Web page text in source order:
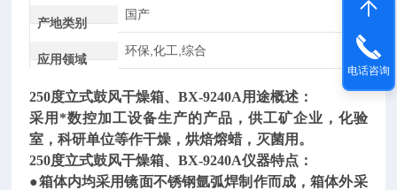
产地类别
国产
应用领域
环保,化工,综合
250度立式鼓风干燥箱、BX-9240A用途概述：
采用 *数控加工设备生产的产品，供工矿企业，化验
室，科研单位等作干燥，烘焙熔蜡，灭菌用。
250度立式鼓风干燥箱、BX-9240A仪器特点：
●箱体内均采用镜面不锈钢氩弧焊制作而成，箱体外采
电话咨询